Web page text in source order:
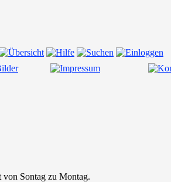
Sontag zu Montag.